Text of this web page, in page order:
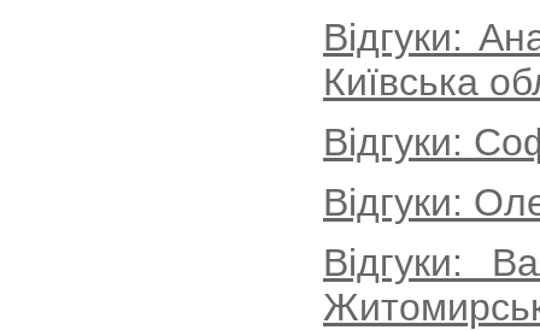
Відгуки:
Київська
Відгуки:
Відгуки:
Відгуки: